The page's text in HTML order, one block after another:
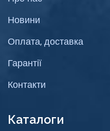
Новини
Оплата, доставка
Гарантії
Контакти
Каталоги